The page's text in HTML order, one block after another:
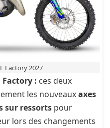
Factory 2027
Factory : ces deux
les nouveauxaxes
sur ressorts pour
lors des changements